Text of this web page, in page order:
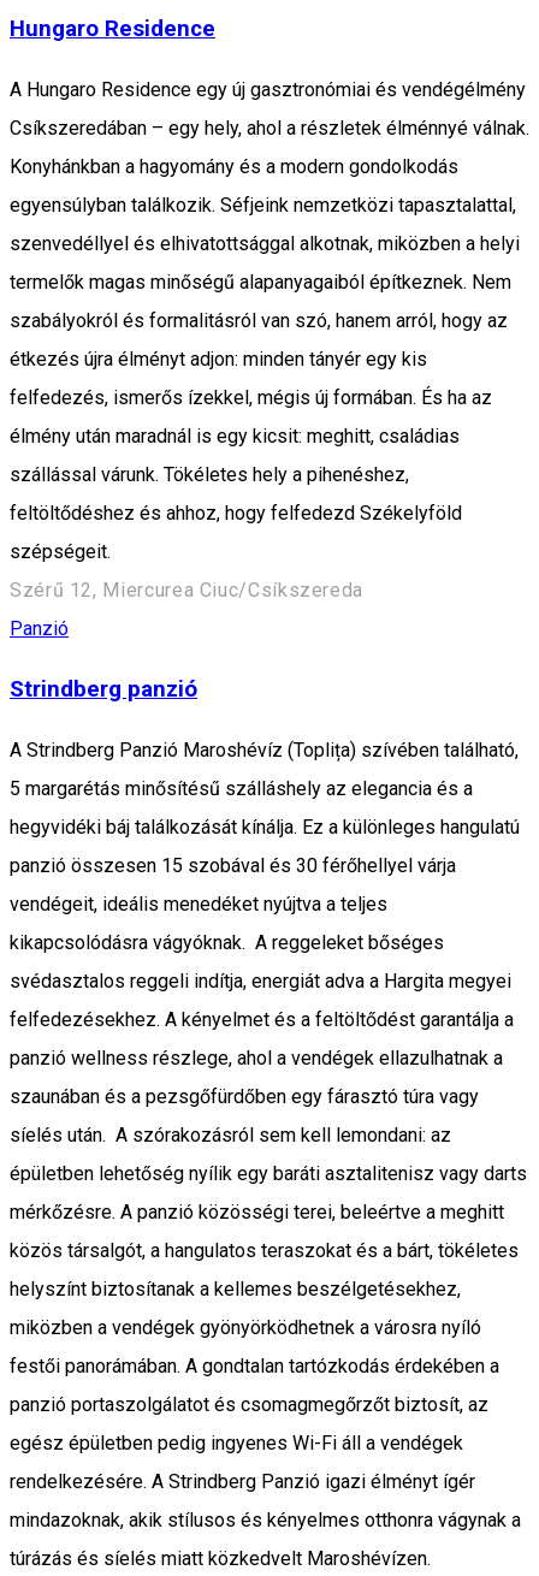
Hungaro Residence
A Hungaro Residence egy új gasztronómiai és vendégélmény
Csíkszeredában – egy hely, ahol a részletek élménnyé válnak.
Konyhánkban a hagyomány és a modern gondolkodás
egyensúlyban találkozik. Séfjeink nemzetközi tapasztalattal,
szenvedéllyel és elhivatottsággal alkotnak, miközben a helyi
termelők magas minőségű alapanyagaiból építkeznek. Nem
szabályokról és formalitásról van szó, hanem arról, hogy az
étkezés újra élményt adjon: minden tányér egy kis
felfedezés, ismerős ízekkel, mégis új formában. És ha az
élmény után maradnál is egy kicsit: meghitt, családias
szállással várunk. Tökéletes hely a pihenéshez,
feltöltődéshez és ahhoz, hogy felfedezd Székelyföld
szépségeit.
Szérű 12, Miercurea Ciuc/Csíkszereda
Panzió
Strindberg panzió
A Strindberg Panzió Maroshévíz (Toplița) szívében található,
5 margarétás minősítésű szálláshely az elegancia és a
hegyvidéki báj találkozását kínálja. Ez a különleges hangulatú
panzió összesen 15 szobával és 30 férőhellyel várja
vendégeit, ideális menedéket nyújtva a teljes
kikapcsolódásra vágyóknak. A reggeleket bőséges
svédasztalos reggeli indítja, energiát adva a Hargita megyei
felfedezésekhez. A kényelmet és a feltöltődést garantálja a
panzió wellness részlege, ahol a vendégek ellazulhatnak a
szaunában és a pezsgőfürdőben egy fárasztó túra vagy
síelés után. A szórakozásról sem kell lemondani: az
épületben lehetőség nyílik egy baráti asztalitenisz vagy darts
mérkőzésre. A panzió közösségi terei, beleértve a meghitt
közös társalgót, a hangulatos teraszokat és a bárt, tökéletes
helyszínt biztosítanak a kellemes beszélgetésekhez,
miközben a vendégek gyönyörködhetnek a városra nyíló
festői panorámában. A gondtalan tartózkodás érdekében a
panzió portaszolgálatot és csomagmegőrzőt biztosít, az
egész épületben pedig ingyenes Wi-Fi áll a vendégek
rendelkezésére. A Strindberg Panzió igazi élményt ígér
mindazoknak, akik stílusos és kényelmes otthonra vágynak a
túrázás és síelés miatt közkedvelt Maroshévízen.